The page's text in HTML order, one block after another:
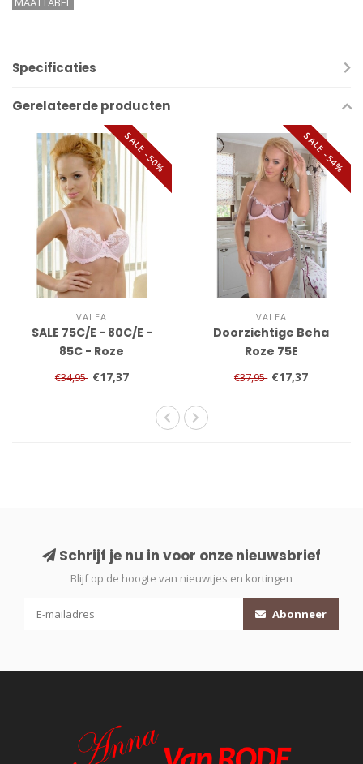
Specificaties
Gerelateerde producten
SALE -50%
VALEA
SALE 75C/E - 80C/E -
85C - Roze
Doorzichtige BH
€34,95 €17,37
SALE -54%
VALEA
Doorzichtige Beha
Roze 75E
€37,95 €17,37
Schrijf je nu in voor onze nieuwsbrief
Blijf op de hoogte van nieuwtjes en kortingen
Abonneer